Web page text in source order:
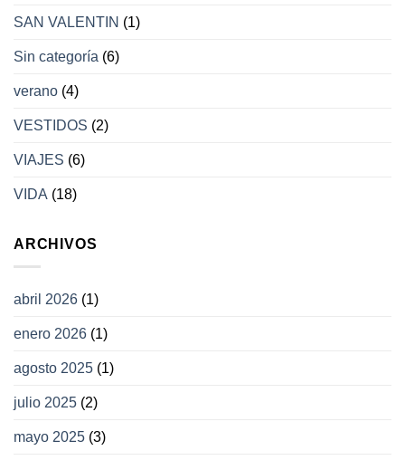
SAN VALENTIN (1)
Sin categoría (6)
verano (4)
VESTIDOS (2)
VIAJES (6)
VIDA (18)
ARCHIVOS
abril 2026 (1)
enero 2026 (1)
agosto 2025 (1)
julio 2025 (2)
mayo 2025 (3)